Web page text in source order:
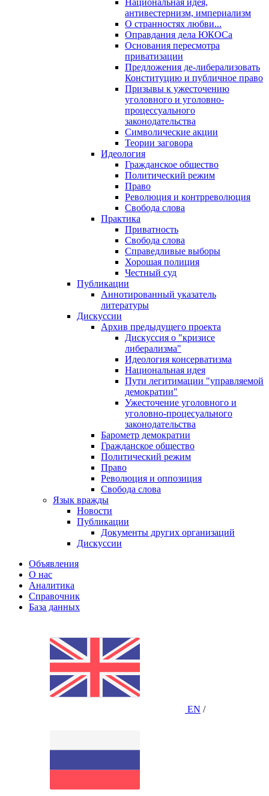
Национальная идея,
антивестернизм, империализм
О странностях любви...
Оправдания дела ЮКОСа
Основания пересмотра
приватизации
Предложения де-либерализовать
Конституцию и публичное право
Призывы к ужесточению
уголовного и уголовно-
процессуального
законодательства
Символические акции
Теории заговора
Идеология
Гражданское общество
Политический режим
Право
Революция и контрреволюция
Свобода слова
Практика
Приватность
Свобода слова
Справедливые выборы
Хорошая полиция
Честный суд
Публикации
Аннотированный указатель
литературы
Дискуссии
Архив предыдущего проекта
Дискуссия о "кризисе
либерализма"
Идеология консерватизма
Национальная идея
Пути легитимации "управляемой
демократии"
Ужесточение уголовного и
уголовно-процесуального
законодательства
Барометр демократии
Гражданское общество
Политический режим
Право
Революция и оппозиция
Свобода слова
Язык вражды
Новости
Публикации
Документы других организаций
Дискуссии
Объявления
О нас
Аналитика
Справочник
База данных
EN /